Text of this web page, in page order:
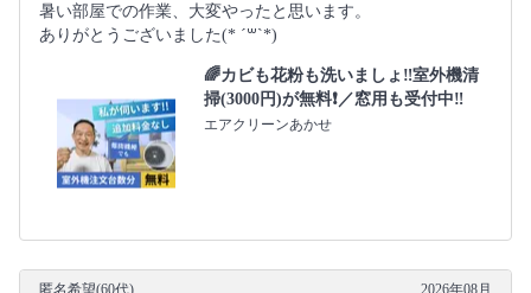
暑い部屋での作業、大変やったと思います。
ありがとうございました(* ˊ꒳ˋ*)
🌈カビも花粉も洗いましょ‼️室外機清
掃(3000円)が無料❗️／窓用も受付中‼️
エアクリーンあかせ
匿名希望(60代) 2026年08月